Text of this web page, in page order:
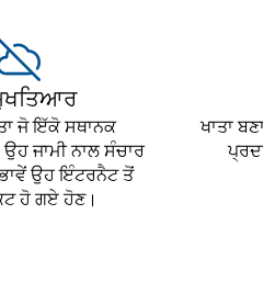
ਜੋ ਇੱਕੋ ਸਥਾਨਕ
ਜਾਮੀ ਨਾਲ ਸੰਚਾਰ
ਉਹ ਇੰਟਰਨੈਟ ਤੋਂ
ਹੋ ਗਏ ਹੋਣ।
ਖਾਤਾ